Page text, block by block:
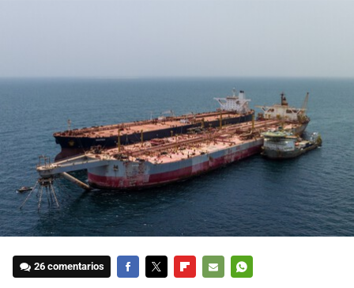
26 comentarios